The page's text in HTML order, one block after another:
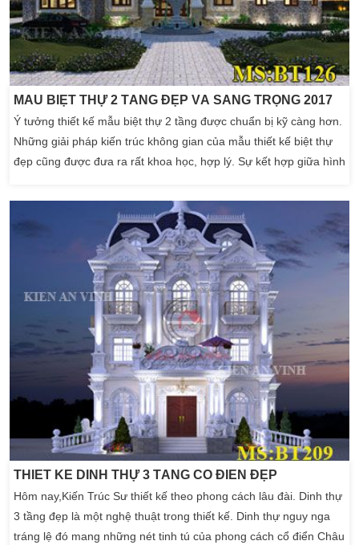
MẪU BIỆT THỰ 2 TẦNG ĐẸP VÀ SANG TRỌNG 2017
Ý tưởng thiết kế mẫu biệt thự 2 tầng được chuẩn bị kỹ càng hơn.
Những giải pháp kiến trúc không gian của mẫu thiết kế biệt thự
đẹp cũng được đưa ra rất khoa học, hợp lý. Sự kết hợp giữa hình
biệt thự vẻ đẹp sang trọng. Căn biệt thự chính là mái ấm, nơi
hạnh phúc gia đình. Nơi thư […]
THIẾT KẾ DINH THỰ 3 TẦNG CỔ ĐIỂN ĐẸP
Hôm nay,Kiến Trúc Sư thiết kế theo phong cách lâu đài. Dinh thự
3 tầng đẹp là một nghệ thuật trong thiết kế. Dinh thự nguy nga
tráng lệ đó mang những nét tinh tú của phong cách cổ điển Châu